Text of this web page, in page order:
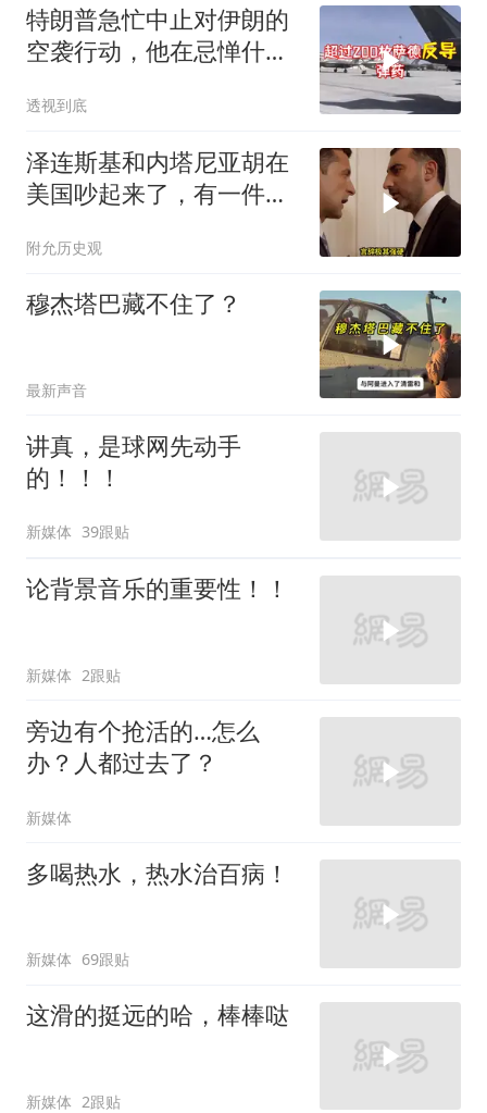
特朗普急忙中止对伊朗的
空袭行动，他在忌惮什
透视到底
泽连斯基和内塔尼亚胡在
美国吵起来了，有一件事
附允历史观
穆杰塔巴藏不住了？
最新声音
讲真，是球网先动手
的！！！
新媒体 39跟贴
论背景音乐的重要性！！
新媒体 2跟贴
旁边有个抢活的…怎么
办？人都过去了？
新媒体
多喝热水，热水治百病！
新媒体 69跟贴
这滑的挺远的哈，棒棒哒
新媒体 2跟贴